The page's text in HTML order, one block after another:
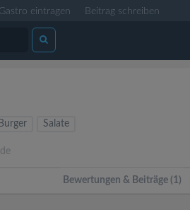
Gastro eintragen Beitrag schreiben
Burger Salate
Bewertungen & Beiträge (1)